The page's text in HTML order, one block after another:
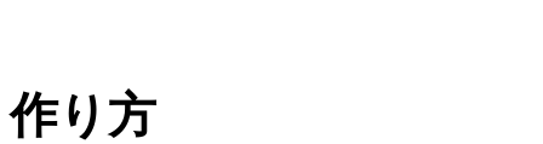
作り方